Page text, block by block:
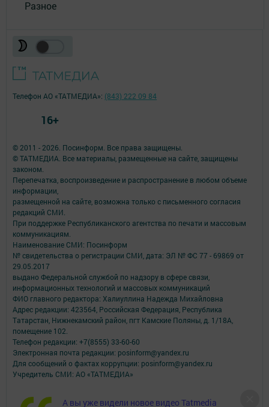
Разное
А вы уже видели новое видео Tatmedia
© 2011 - 2026. Посинформ. Все права защищены.
© ТАТМЕДИА. Все материалы, размещенные на сайте, защищены
законом.
Перепечатка, воспроизведение и распространение в любом объеме
информации,
размещенной на сайте, возможна только с письменного согласия
редакций СМИ.
При поддержке Республиканского агентства по печати и массовым
коммуникациям.
Наименование СМИ: Посинформ
№ свидетельства о регистрации СМИ, дата: ЭЛ № ФС 77 - 69869 от
29.05.2017
выдано Федеральной службой по надзору в сфере связи,
информационных технологий и массовых коммуникаций
ФИО главного редактора: Халиуллина Надежда Михайловна
Адрес редакции: 423564, Российская Федерация, Республика
Татарстан, Нижнекамский район, пгт Камские Поляны, д. 1/18А,
помещение 102.
Телефон редакции: +7(8555) 33-60-60
Электронная почта редакции: posinform@yandex.ru
Для сообщений о фактах коррупции: posinform@yandex.ru
Учредитель СМИ: АО «ТАТМЕДИА»
Антикоррупционная политика
Телефон АО «ТАТМЕДИА»: (843) 222 09 84
16+